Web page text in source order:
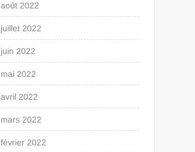
août 2022
juillet 2022
juin 2022
mai 2022
avril 2022
mars 2022
février 2022